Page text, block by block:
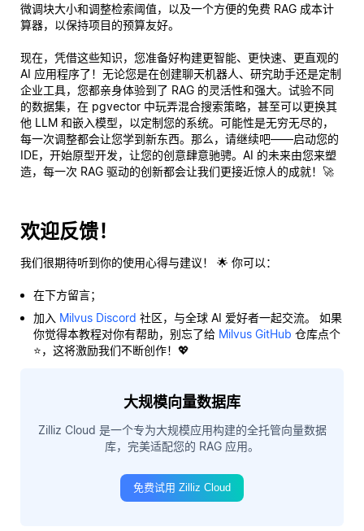
微调块大小和调整检索阈值，以及一个方便的免费 RAG 成本计
算器，以保持项目的预算友好。
现在，凭借这些知识，您准备好构建更智能、更快速、更直观的
AI 应用程序了！无论您是在创建聊天机器人、研究助手还是定制
企业工具，您都亲身体验到了 RAG 的灵活性和强大。试验不同
的数据集，在 pgvector 中玩弄混合搜索策略，甚至可以更换其
他 LLM 和嵌入模型，以定制您的系统。可能性是无穷无尽的，
每一次调整都会让您学到新东西。那么，请继续吧——启动您的
IDE，开始原型开发，让您的创意肆意驰骋。AI 的未来由您来塑
造，每一次 RAG 驱动的创新都会让我们更接近惊人的成就！🚀
欢迎反馈！
我们很期待听到你的使用心得与建议！ 🌟 你可以：
在下方留言；
加入 Milvus Discord 社区，与全球 AI 爱好者一起交流。 如果
你觉得本教程对你有帮助，别忘了给 Milvus GitHub 仓库点个
⭐，这将激励我们不断创作！💖
大规模向量数据库
Zilliz Cloud 是一个专为大规模应用构建的全托管向量数据
库，完美适配您的 RAG 应用。
免费试用 Zilliz Cloud